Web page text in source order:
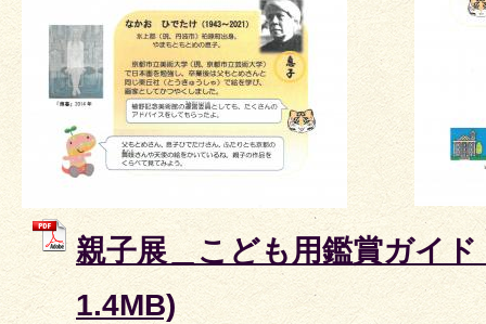
親子展＿こども用鑑賞ガイ
1.4MB)